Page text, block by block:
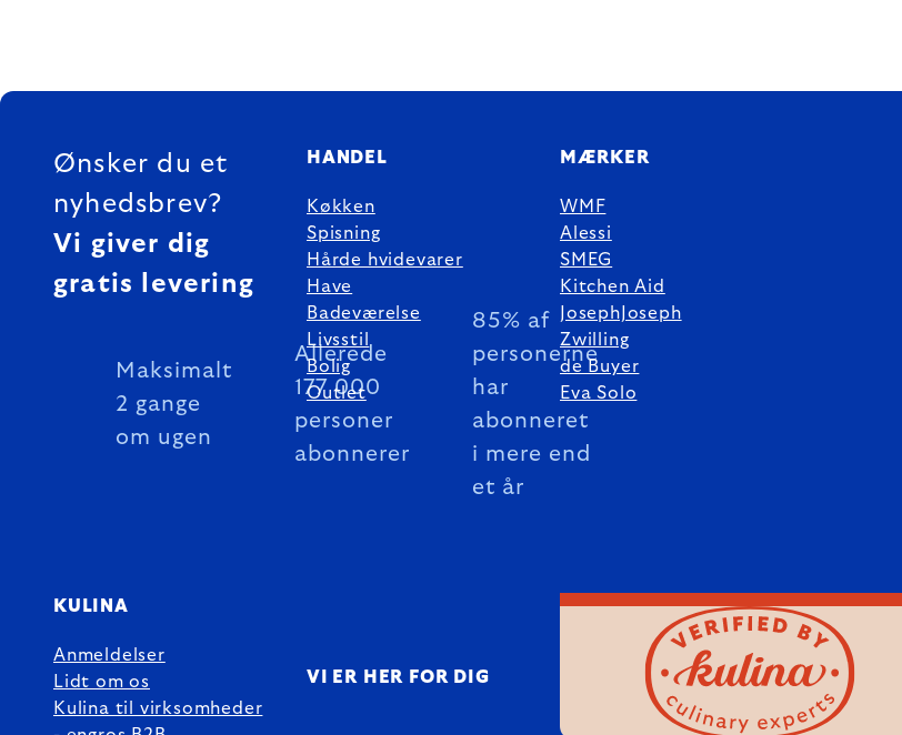
FOOTER
Ønsker du et
nyhedsbrev?
Vi giver dig
gratis levering
Maksimalt
2 gange
om ugen
Allerede
177 000
personer
abonnerer
85% af
personerne
har
abonneret
i mere end
et år
HANDEL
Køkken
Spisning
Hårde hvidevarer
Have
Badeværelse
Livsstil
Bolig
Outlet
MÆRKER
WMF
Alessi
SMEG
Kitchen Aid
JosephJoseph
Zwilling
de Buyer
Eva Solo
KULINA
Anmeldelser
Lidt om os
Kulina til virksomheder
VI ER HER FOR DIG